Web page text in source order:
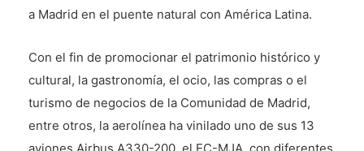
a Madrid en el puente natural con América Latina.
Con el fin de promocionar el patrimonio histórico y
cultural, la gastronomía, el ocio, las compras o el
turismo de negocios de la Comunidad de Madrid,
entre otros, la aerolínea ha vinilado uno de sus 13